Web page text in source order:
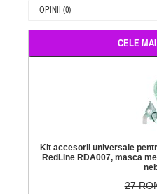
OPINII (0)
CELE
Kit accesorii universale
RedLine RDA007, masca
27